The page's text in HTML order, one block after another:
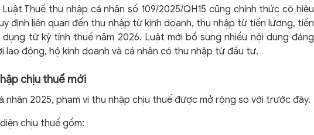
Thuế thu nhập cá nhân số 109/2025/QH15 cũng chính thức có hiệu
định liên quan đến thu nhập từ kinh doanh, thu nhập từ tiền lương, tiền
từ kỳ tính thuế năm 2026. Luật mới bổ sung nhiều nội dung đáng
động, hộ kinh doanh và cá nhân có thu nhập từ đầu tư.
chịu thuế mới
nhân 2025, phạm vi thu nhập chịu thuế được mở rộng so với trước đây.
chịu thuế gồm: